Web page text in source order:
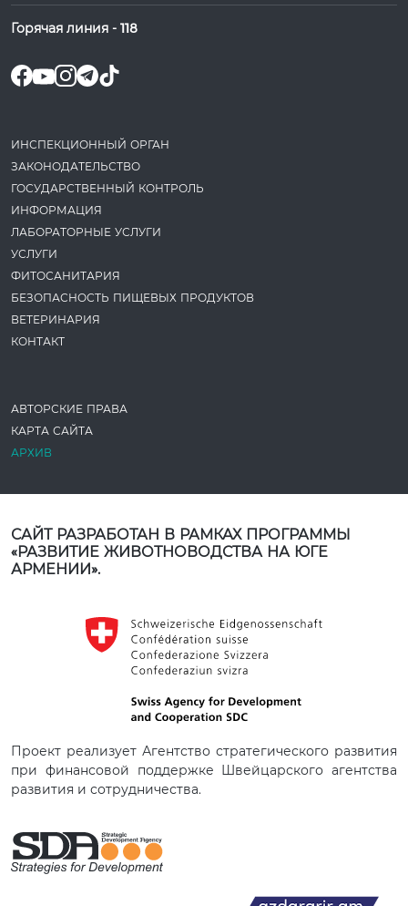
Горячая линия - 118
ИНСПЕКЦИОННЫЙ ОРГАН
ЗАКОНОДАТЕ­ЛЬСТВО
ГОСУДАРСТВЕННЫЙ КОНТРОЛЬ
ИНФОРМАЦИЯ
ЛАБОРАТОРНЫЕ УСЛУГИ
УСЛУГИ
ФИТОСАНИТАРИЯ
БЕЗОПАСНОСТЬ ПИЩЕВЫХ ПРОДУКТОВ
ВЕТЕРИНАРИЯ
КОНТАКТ
АВТОРСКИЕ ПРАВА
КАРТА САЙТА
АРХИВ
САЙТ РАЗРАБОТАН В РАМКАХ ПРОГРАММЫ
«РАЗВИТИЕ ЖИВОТНОВОДСТВА НА ЮГЕ
АРМЕНИИ».
Проект реализует Агентство стратегического развития
при финансовой поддержке Швейцарского агентства
развития и сотрудничества.